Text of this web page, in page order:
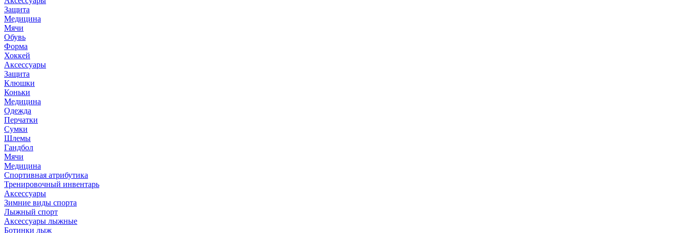
Защита
Медицина
Мячи
Обувь
Форма
Хоккей
Аксессуары
Защита
Клюшки
Коньки
Медицина
Одежда
Перчатки
Сумки
Шлемы
Гандбол
Мячи
Медицина
Спортивная атрибутика
Тренировочный инвентарь
Аксессуары
Зимние виды спорта
Лыжный спорт
Аксессуары лыжные
Ботинки лыж